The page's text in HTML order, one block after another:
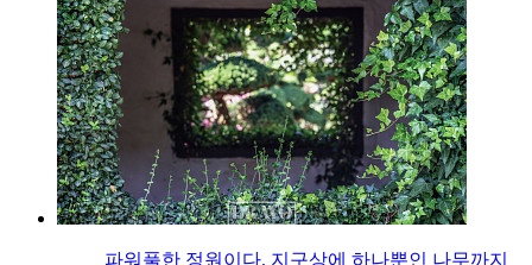
파워풀한 정원이다, 지구상에 하나뿐인 나무까지